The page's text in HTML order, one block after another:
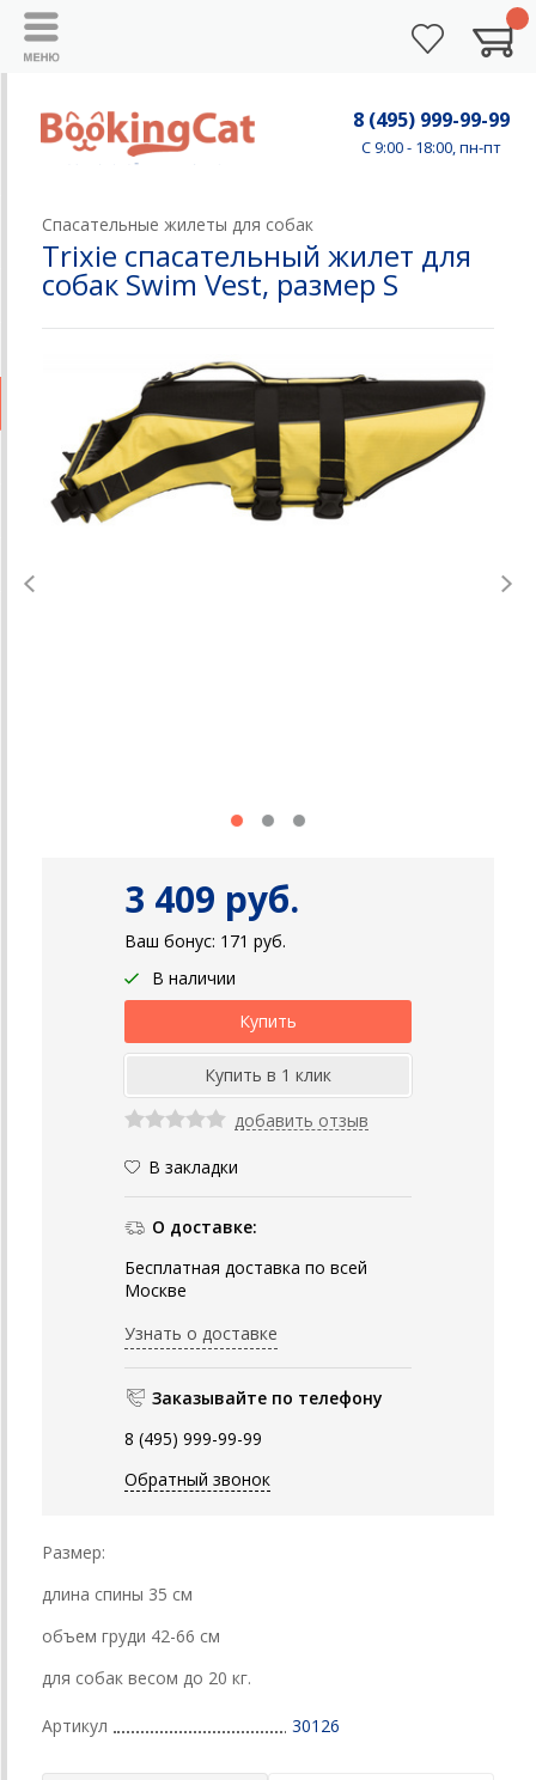
8 (495) 999-99-99
C 9:00 - 18:00, пн-пт
Спасательные жилеты для собак
Trixie спасательный жилет для
собак Swim Vest, размер S
3 409 руб.
Ваш бонус: 171 руб.
В наличии
добавить отзыв
В закладки
О доставке:
Бесплатная доставка по всей
Москве
Узнать о доставке
Заказывайте по телефону
8 (495) 999-99-99
Обратный звонок
Размер:
длина спины 35 см
объем груди 42-66 см
для собак весом до 20 кг.
Артикул 30126